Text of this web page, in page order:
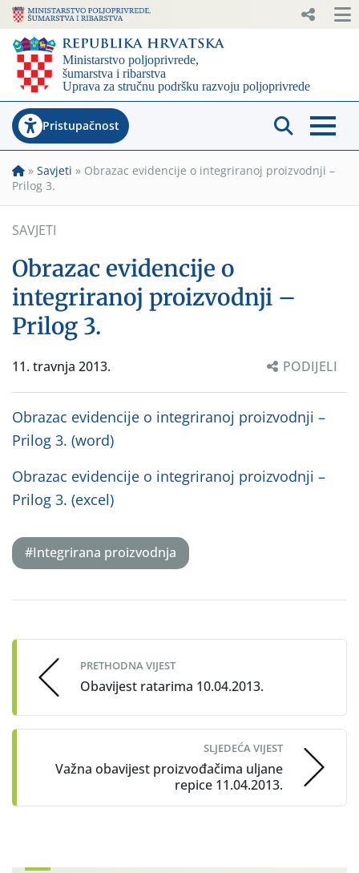
Pristupačnost
» Savjeti » Obrazac evidencije o integriranoj proizvodnji –
Prilog 3.
SAVJETI
Obrazac evidencije o
integriranoj proizvodnji –
Prilog 3.
11. travnja 2013. PODIJELI
Obrazac evidencije o integriranoj proizvodnji –
Prilog 3. (word)
Obrazac evidencije o integriranoj proizvodnji –
Prilog 3. (excel)
#Integrirana proizvodnja
navigation
PRETHODNA VIJEST
Obavijest ratarima 10.04.2013.
SLJEDEĆA VIJEST
Važna obavijest proizvođačima uljane
repice 11.04.2013.